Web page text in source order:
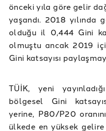
önceki yıla göre gelir
yaşandı. 2018 yılında
olduğu il 0,444 Gini
olmuştu ancak 2019
Gini katsayısı
TÜİK, yeni
bölgesel Gini
yerine, P80/P20
ülkede en yüksek